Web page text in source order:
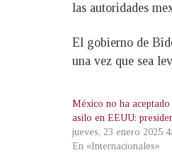
las autoridades
El gobierno de
una vez que sea
México no ha
asilo en EEUU:
jueves, 23 enero 2025
En «Internacionales»